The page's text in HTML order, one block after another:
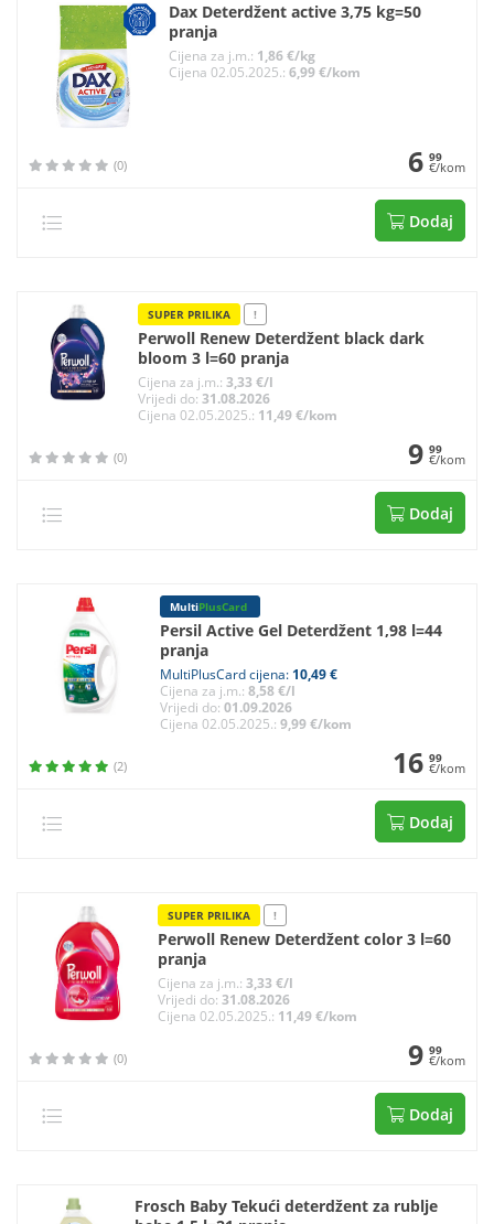
Dax Deterdžent active 3,75 kg=50
pranja
Cijena za j.m.: 1,86 €/kg
Cijena 02.05.2025.: 6,99 €/kom
(0) 6 99
€/kom
Dodaj
SUPER PRILIKA !
Perwoll Renew Deterdžent black dark
bloom 3 l=60 pranja
Cijena za j.m.: 3,33 €/l
Vrijedi do: 31.08.2026
Cijena 02.05.2025.: 11,49 €/kom
(0) 9 99
€/kom
Dodaj
MultiPlusCard
Persil Active Gel Deterdžent 1,98 l=44
pranja
MultiPlusCard cijena: 10,49 €
Cijena za j.m.:8,58 €/l
Vrijedi do:01.09.2026
Cijena 02.05.2025.:9,99 €/kom
(2) 16 99
€/kom
Dodaj
SUPER PRILIKA !
Perwoll Renew Deterdžent color 3 l=60
pranja
Cijena za j.m.: 3,33 €/l
Vrijedi do: 31.08.2026
Cijena 02.05.2025.: 11,49 €/kom
(0) 9 99
€/kom
Dodaj
Frosch Baby Tekući deterdžent za rublje